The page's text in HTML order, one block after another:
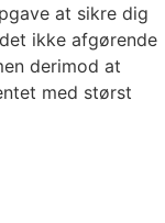
at sikre dig
ikke afgørende
derimod at
med størst